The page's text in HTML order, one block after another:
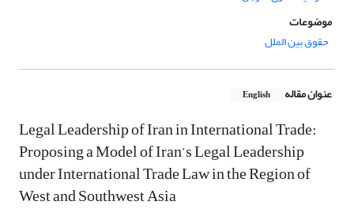
موضوعات
حقوق بین الملل
عنوان مقاله English
Legal Leadership of Iran in International Trade:
Proposing a Model of Iran’s Legal Leadership
under International Trade Law in the Region of
West and Southwest Asia